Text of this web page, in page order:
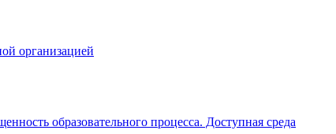
организацией
образовательного процесса. Доступная среда